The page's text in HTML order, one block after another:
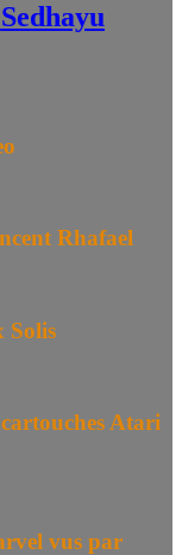
Rhafael
Solis
Atari
vus par